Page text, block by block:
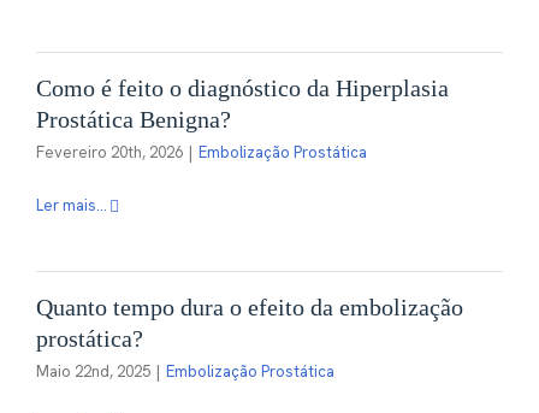
Como é feito o diagnóstico da Hiperplasia
Prostática Benigna?
Fevereiro 20th, 2026 | Embolização Prostática
Ler mais...
Quanto tempo dura o efeito da embolização
prostática?
Maio 22nd, 2025 | Embolização Prostática